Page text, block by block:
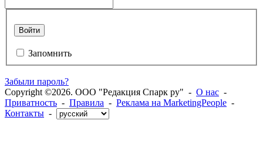
Войти
Запомнить
Забыли пароль?
Copyright ©2026. ООО "Редакция Спарк ру" - О нас -
Приватность - Правила - Реклама на MarketingPeople -
Контакты -